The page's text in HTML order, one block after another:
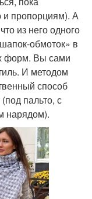
и пропорциям). А
из него одного
обмоток» в
форм. Вы сами
И методом
способ
пальто, с
нарядом).